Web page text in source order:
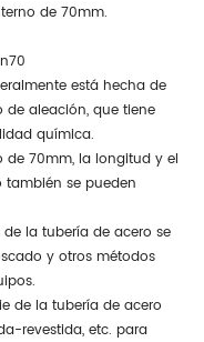
de 70mm.
está hecha de
aleación, que tiene
química.
70mm, la longitud y el
se pueden
la tubería de acero se
y otros métodos
de la tubería de acero
revestida, etc. para